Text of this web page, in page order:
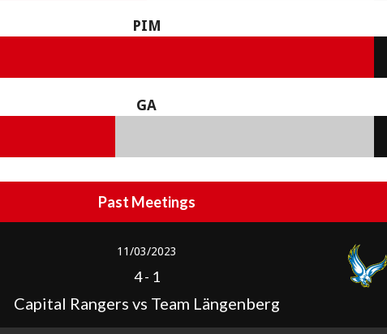
PIM
GA
Past Meetings
11/03/2023
4- 1
Capital Rangers vs Team Längenberg